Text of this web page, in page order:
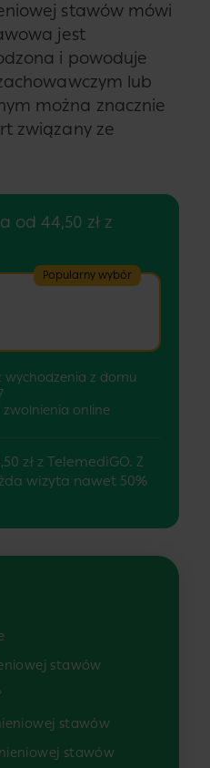
stawów mówi
jest
i powoduje
lub
można znacznie
związany ze
od 44,50 zł z
Popularny wybór
wychodzenia z domu
zwolnienia online
zł z TelemediGO. Z
wizyta nawet 50%
stawów
stawów
stawów